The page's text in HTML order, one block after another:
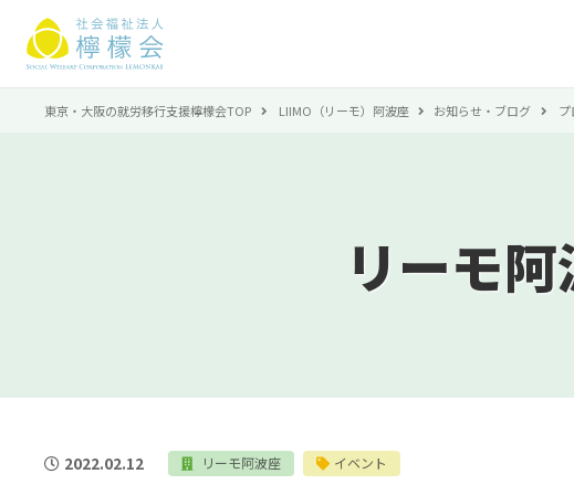
東京・大阪の就労移行支援檸檬会TOP LIIMO（リーモ）阿波座 お知らせ・ブログ プ
リーモ
2022.02.12 リーモ阿波座 イベント